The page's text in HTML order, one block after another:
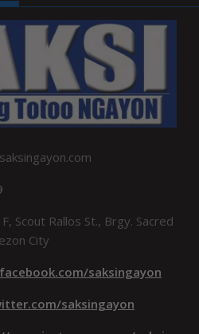
Scout Rallos St., Brgy. Sacred
City
saksingayon
saksingayon